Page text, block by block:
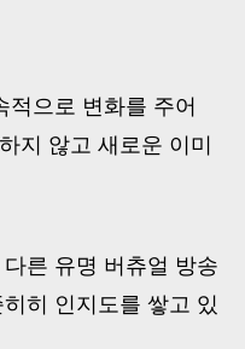
적으로 변화를 주어
지 않고 새로운 이미
른 유명 버츄얼 방송
히 인지도를 쌓고 있